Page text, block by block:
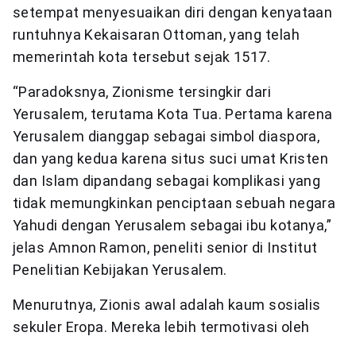
setempat menyesuaikan diri dengan kenyataan
runtuhnya Kekaisaran Ottoman, yang telah
memerintah kota tersebut sejak 1517.
“Paradoksnya, Zionisme tersingkir dari
Yerusalem, terutama Kota Tua. Pertama karena
Yerusalem dianggap sebagai simbol diaspora,
dan yang kedua karena situs suci umat Kristen
dan Islam dipandang sebagai komplikasi yang
tidak memungkinkan penciptaan sebuah negara
Yahudi dengan Yerusalem sebagai ibu kotanya,”
jelas Amnon Ramon, peneliti senior di Institut
Penelitian Kebijakan Yerusalem.
Menurutnya, Zionis awal adalah kaum sosialis
sekuler Eropa. Mereka lebih termotivasi oleh